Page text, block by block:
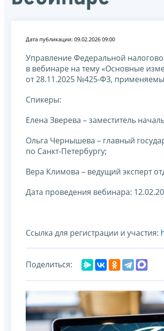
Дата публикации: 09.02.2026 09:00
Управление Федеральной
в вебинаре на тему «Основные
от 28.11.2025 №425-ФЗ,
Спикеры:
Елена Зверева – заместитель
Ольга Чернышева – главный
по Санкт-Петербургу;
Вера Климова – ведущий эксперт
Дата проведения вебинара:
Ссылка для регистрации и участия:
Поделиться: